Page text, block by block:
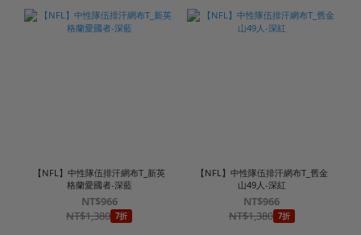
【NFL】中性隊伍排汗網布T_新英
格蘭愛國者-深藍
NT$966
NT$1,380 7折
【NFL】中性隊伍排汗網布T_舊金
山49人-深紅
NT$966
NT$1,380 7折